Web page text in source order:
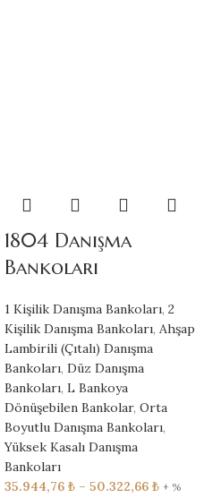
1804 Danışma
Bankoları
1 Kişilik Danışma Bankoları, 2
Kişilik Danışma Bankoları, Ahşap
Lambirili (Çıtalı) Danışma
Bankoları, Düz Danışma
Bankoları, L Bankoya
Dönüşebilen Bankolar, Orta
Boyutlu Danışma Bankoları,
Yüksek Kasalı Danışma
Bankoları
35.944,76 ₺ – 50.322,66 ₺ + %